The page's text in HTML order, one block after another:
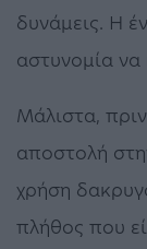
δυνάμεις. Η
αστυνομία
Μάλιστα,
αποστολή
χρήση
πλήθος που